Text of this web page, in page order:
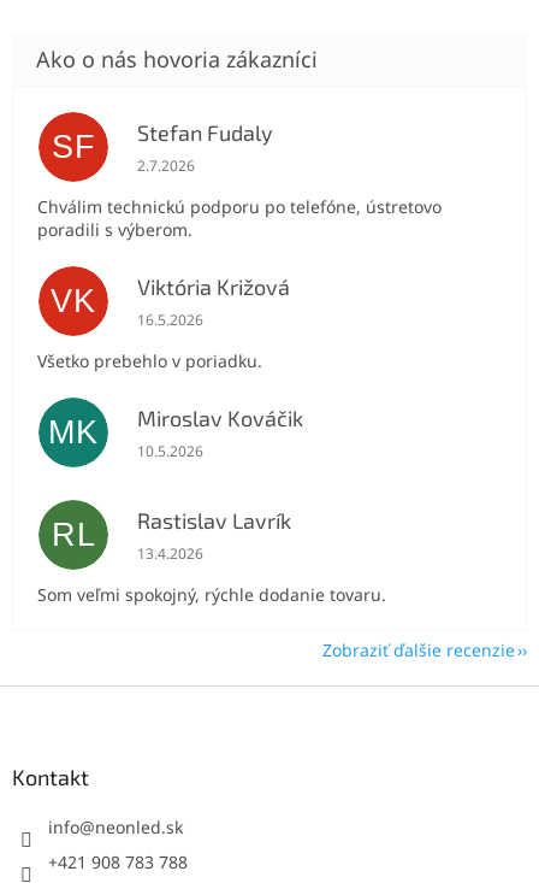
SF Stefan Fudaly
Hodnotenie obchodu je 5 z 5 hviezdičiek.
2.7.2026
Chválim technickú podporu po telefóne, ústretovo
poradili s výberom.
VK Viktória Križová
Hodnotenie obchodu je 5 z 5 hviezdičiek.
16.5.2026
Všetko prebehlo v poriadku.
MK Miroslav Kováčik
Hodnotenie obchodu je 5 z 5 hviezdičiek.
10.5.2026
RL Rastislav Lavrík
Hodnotenie obchodu je 5 z 5 hviezdičiek.
13.4.2026
Som veľmi spokojný, rýchle dodanie tovaru.
Zobraziť ďalšie recenzie
Kontakt
info@neonled.sk
+421 908 783 788